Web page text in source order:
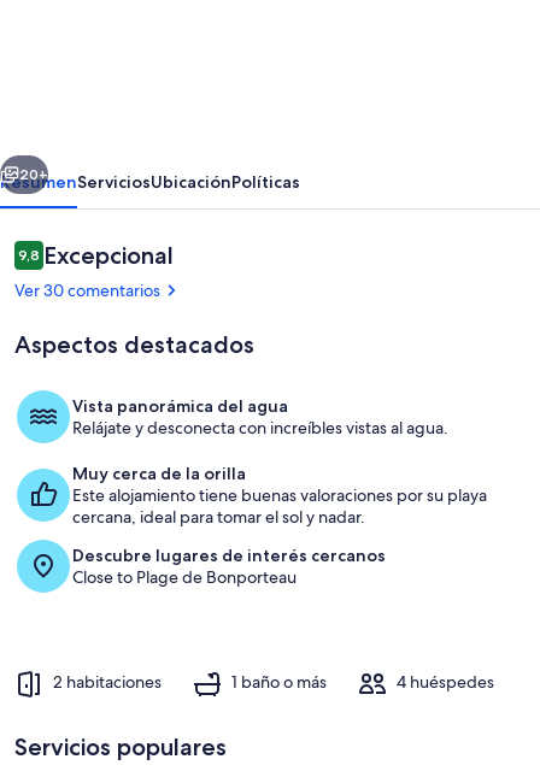
vista
a
la
bahía
centro,
cerca
de
playas
Jardines del alojamiento
Siguiente
20+
ResumenServiciosUbicaciónPolíticas
Comentarios
9,89,8 de 10
Excepcional
Ver 30 comentarios
Aspectos destacados
Vista panorámica del agua
Relájate y desconecta con increíbles vistas al agua.
Muy cerca de la orilla
Este alojamiento tiene buenas valoraciones por su playa
cercana, ideal para tomar el sol y nadar.
Descubre lugares de interés cercanos
Close to Plage de Bonporteau
2 habitaciones 1 baño o más 4 huéspedes
Servicios populares